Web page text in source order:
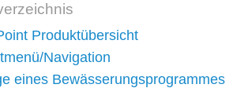
Produktübersicht
Navigation
eines Bewässerungsprogrammes